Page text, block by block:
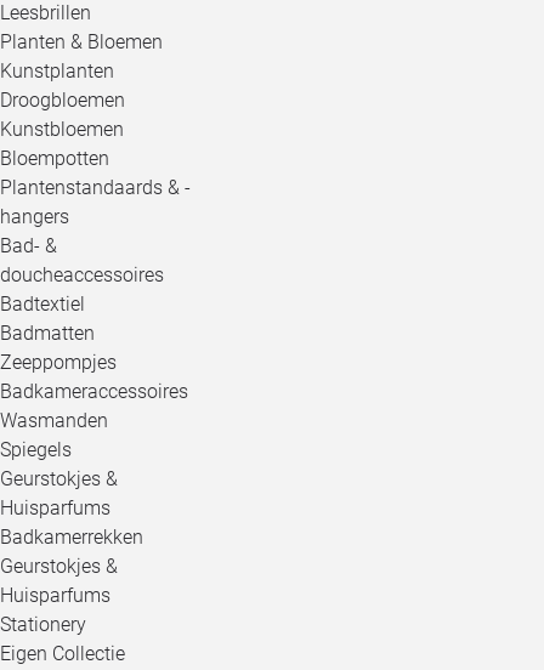
Leesbrillen
Planten & Bloemen
Kunstplanten
Droogbloemen
Kunstbloemen
Bloempotten
Plantenstandaards & -
hangers
Bad- &
doucheaccessoires
Badtextiel
Badmatten
Zeeppompjes
Badkameraccessoires
Wasmanden
Spiegels
Geurstokjes &
Huisparfums
Badkamerrekken
Geurstokjes &
Huisparfums
Stationery
Eigen Collectie